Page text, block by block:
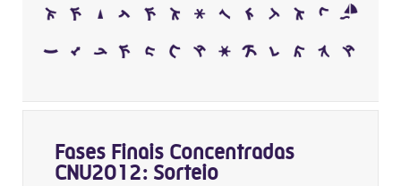
Fases Finais Concentradas
CNU2012: Sorteio